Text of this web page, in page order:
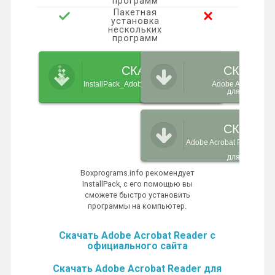
Пакетная
установка
нескольких
программ
СКАЧАТЬ
InstallPack_Adobe-reader-acrobat.exeAdobe Acrobat
для Windows
Adobe Acrobat Reader
для Windows
Boxprograms.info рекомендует
InstallPack, с его помощью вы
сможете быстро установить
программы на компьютер.
Скачать Adobe Acrobat Reader с
официального сайта
Скачать Adobe Acrobat Reader для